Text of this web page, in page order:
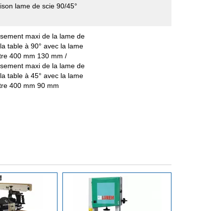
lame de scie 90/45°
maxi de la lame de
table à 90° avec la lame
400 mm 130 mm /
maxi de la lame de
table à 45° avec la lame
400 mm 90 mm